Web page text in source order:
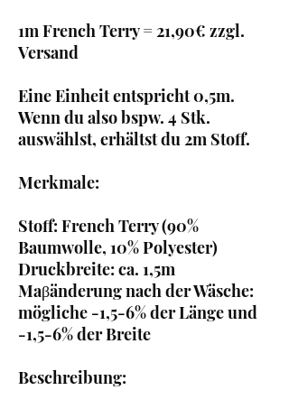
1m French Terry = 21,90€ zzgl.
Versand
Eine Einheit entspricht 0,5m.
Wenn du also bspw. 4 Stk.
auswählst, erhältst du 2m Stoff.
Merkmale:
Stoff: French Terry (90%
Baumwolle, 10% Polyester)
Druckbreite: ca. 1,5m
Maβänderung nach der Wäsche:
mögliche -1,5-6% der Länge und
-1,5-6% der Breite
Beschreibung: